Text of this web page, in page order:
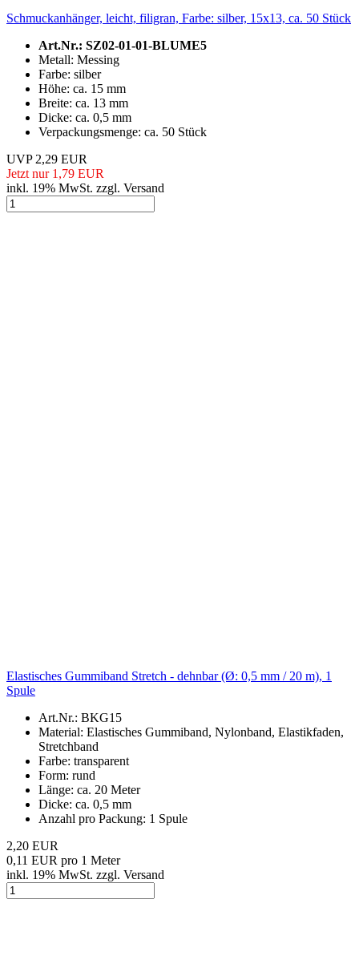
Schmuckanhänger, leicht, filigran, Farbe: silber, 15x13, ca. 50 Stück
Art.Nr.: SZ02-01-01-BLUME5
Metall: Messing
Farbe: silber
Höhe: ca. 15 mm
Breite: ca. 13 mm
Dicke: ca. 0,5 mm
Verpackungsmenge: ca. 50 Stück
UVP 2,29 EUR
Jetzt nur 1,79 EUR
inkl. 19% MwSt. zzgl. Versand
Elastisches Gummiband Stretch - dehnbar (Ø: 0,5 mm / 20 m), 1
Spule
Art.Nr.: BKG15
Material: Elastisches Gummiband, Nylonband, Elastikfaden,
Stretchband
Farbe: transparent
Form: rund
Länge: ca. 20 Meter
Dicke: ca. 0,5 mm
Anzahl pro Packung: 1 Spule
2,20 EUR
0,11 EUR pro 1 Meter
inkl. 19% MwSt. zzgl. Versand